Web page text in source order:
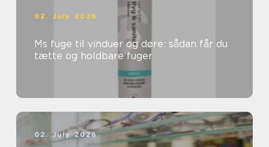
02. July 2026
Ms fuge til vinduer og døre: sådan får du
tætte og holdbare fuger
02. July 2026